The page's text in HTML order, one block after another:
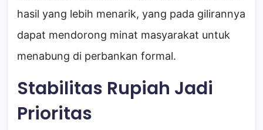
hasil yang lebih menarik, yang pada gilirannya
dapat mendorong minat masyarakat untuk
menabung di perbankan formal.
Stabilitas Rupiah Jadi
Prioritas